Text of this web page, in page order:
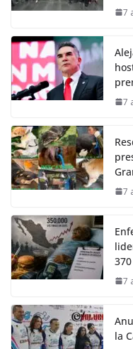
7
7
7
7
la